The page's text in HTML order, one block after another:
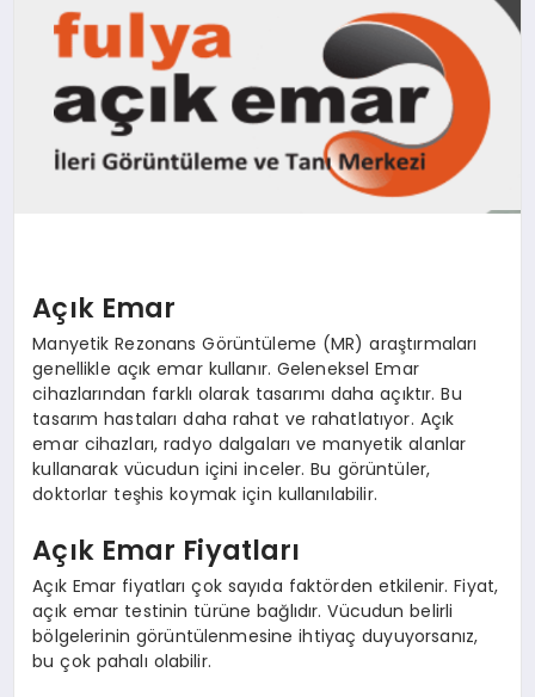
Açık Emar
Manyetik Rezonans Görüntüleme (MR) araştırmaları
genellikle açık emar kullanır. Geleneksel Emar
cihazlarından farklı olarak tasarımı daha açıktır. Bu
tasarım hastaları daha rahat ve rahatlatıyor. Açık
emar cihazları, radyo dalgaları ve manyetik alanlar
kullanarak vücudun içini inceler. Bu görüntüler,
doktorlar teşhis koymak için kullanılabilir.
Açık Emar Fiyatları
Açık Emar fiyatları çok sayıda faktörden etkilenir. Fiyat,
açık emar testinin türüne bağlıdır. Vücudun belirli
bölgelerinin görüntülenmesine ihtiyaç duyuyorsanız,
bu çok pahalı olabilir.